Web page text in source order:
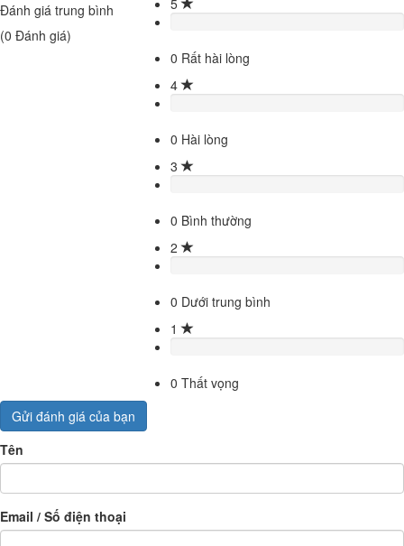
Đánh giá trung bình
(0 Đánh giá)
0 Rất hài lòng
4
0 Hài lòng
3
0 Bình thường
2
0 Dưới trung bình
1
0 Thất vọng
Gửi đánh giá của bạn
Tên
Email / Số điện thoại